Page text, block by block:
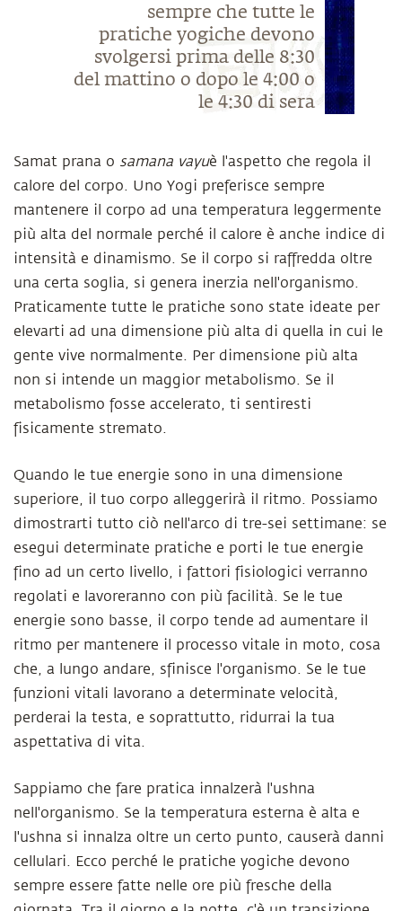
sempre che tutte le
pratiche yogiche devono
svolgersi prima delle 8:30
del mattino o dopo le 4:00 o
le 4:30 di sera
Samat prana o samana vayuè l'aspetto che regola il
calore del corpo. Uno Yogi preferisce sempre
mantenere il corpo ad una temperatura leggermente
più alta del normale perché il calore è anche indice di
intensità e dinamismo. Se il corpo si raffredda oltre
una certa soglia, si genera inerzia nell'organismo.
Praticamente tutte le pratiche sono state ideate per
elevarti ad una dimensione più alta di quella in cui le
gente vive normalmente. Per dimensione più alta
non si intende un maggior metabolismo. Se il
metabolismo fosse accelerato, ti sentiresti
fisicamente stremato.
Quando le tue energie sono in una dimensione
superiore, il tuo corpo alleggerirà il ritmo. Possiamo
dimostrarti tutto ciò nell'arco di tre-sei settimane: se
esegui determinate pratiche e porti le tue energie
fino ad un certo livello, i fattori fisiologici verranno
regolati e lavoreranno con più facilità. Se le tue
energie sono basse, il corpo tende ad aumentare il
ritmo per mantenere il processo vitale in moto, cosa
che, a lungo andare, sfinisce l'organismo. Se le tue
funzioni vitali lavorano a determinate velocità,
perderai la testa, e soprattutto, ridurrai la tua
aspettativa di vita.
Sappiamo che fare pratica innalzerà l'ushna
nell'organismo. Se la temperatura esterna è alta e
l'ushna si innalza oltre un certo punto, causerà danni
cellulari. Ecco perché le pratiche yogiche devono
sempre essere fatte nelle ore più fresche della